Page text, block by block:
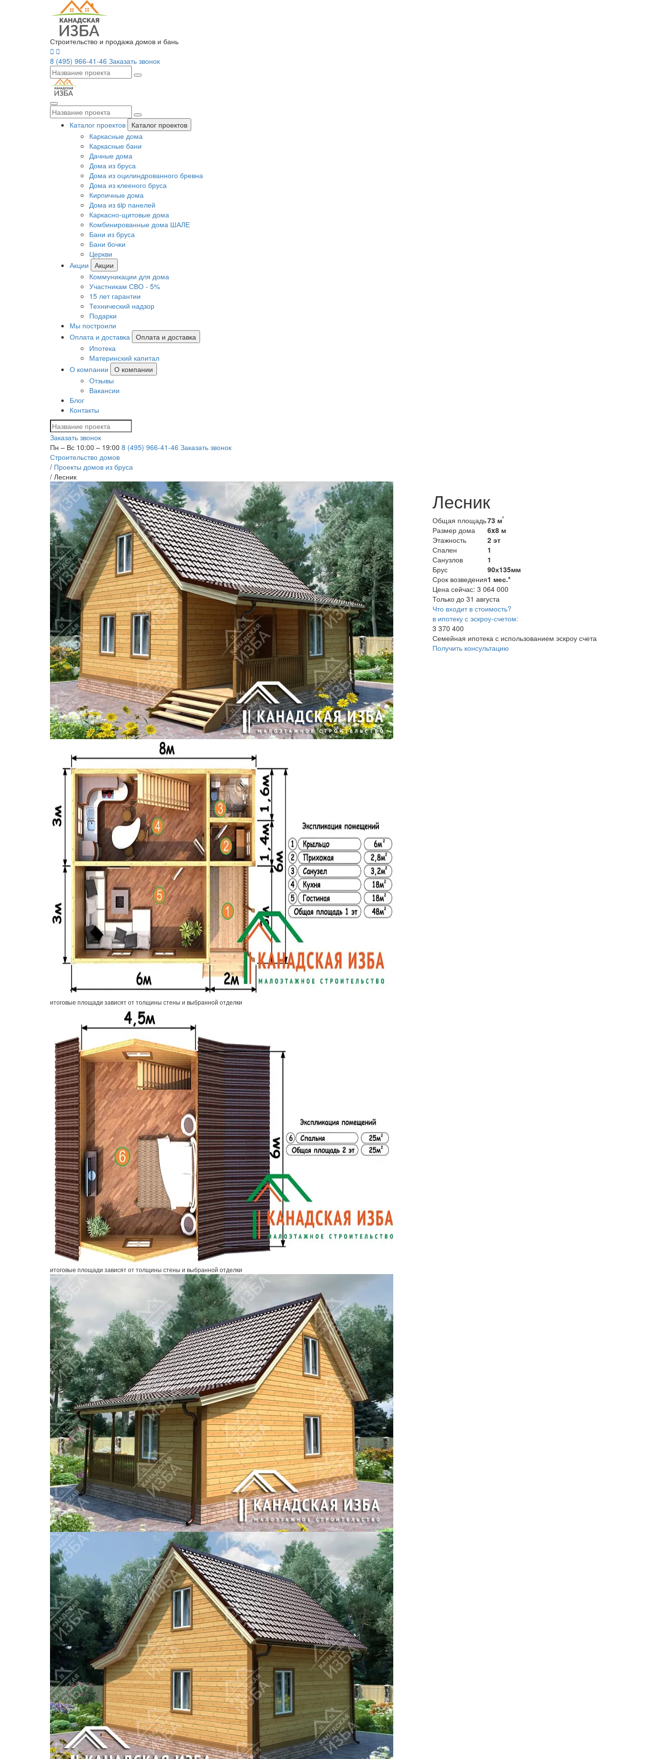
Строительство и продажа домов и бань
8 (495) 966-41-46 Заказать звонок
Каталог проектов
Каталог проектов
Каркасные дома
Каркасные бани
Дачные дома
Дома из бруса
Дома из оцилиндрованного бревна
Дома из клееного бруса
Кирпичные дома
Дома из sip панелей
Каркасно-щитовые дома
Комбинированные дома ШАЛЕ
Бани из бруса
Бани бочки
Церкви
Акции
Акции
Коммуникации для дома
Участникам СВО - 5%
15 лет гарантии
Технический надзор
Подарки
Мы построили
Оплата и доставка
Оплата и доставка
Ипотека
Материнский капитал
О компании
О компании
Отзывы
Вакансии
Блог
Контакты
Заказать звонок
Пн – Вс 10:00 – 19:00 8 (495) 966-41-46 Заказать звонок
Строительство домов
/ Проекты домов из бруса
/ Лесник
итоговые площади зависят от толщины стены и выбранной отделки
итоговые площади зависят от толщины стены и выбранной отделки
Лесник
Общая площадь73 м²
Размер дома
6x8 м
Этажность
2 эт
Спален
1
Санузлов
1
Брус
90х135мм
Срок возведения1 мес.*
Цена сейчас: 3 064 000
Только до 31 августа
Что входит в стоимость?
в ипотеку с эскроу-счетом:
3 370 400
Семейная ипотека с использованием эскроу счета
Получить консультацию